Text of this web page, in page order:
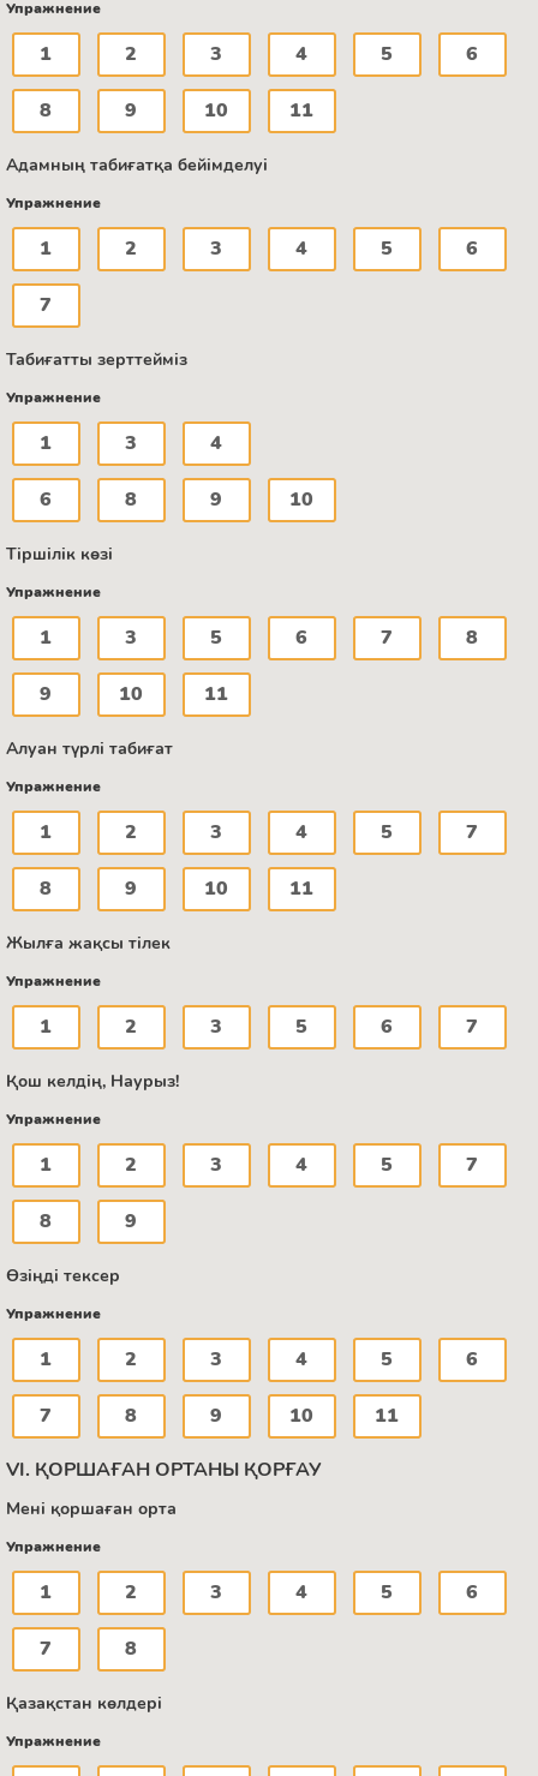
Упражнение
1 2 3 4 5 6
8 9 10 11
Адамның табиғатқа бейімделуі
Упражнение
1 2 3 4 5 6
7
Табиғатты зерттейміз
Упражнение
1 3 4
6 8 9 10
Тіршілік көзі
Упражнение
1 3 5 6 7 8
9 10 11
Алуан түрлі табиғат
Упражнение
1 2 3 4 5 7
8 9 10 11
Жылға жақсы тілек
Упражнение
1 2 3 5 6 7
Қош келдің, Наурыз!
Упражнение
1 2 3 4 5 7
8 9
Өзіңді тексер
Упражнение
1 2 3 4 5 6
7 8 9 10 11
VI. ҚОРШАҒАН ОРТАНЫ ҚОРҒАУ
Мені қоршаған орта
Упражнение
1 2 3 4 5 6
7 8
Қазақстан көлдері
Упражнение